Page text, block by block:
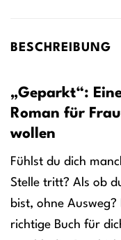
BESCHREIBUNG
„Geparkt“:
Roman für
wollen
Fühlst du dich
Stelle tritt? Als ob
bist, ohne
richtige Buch für